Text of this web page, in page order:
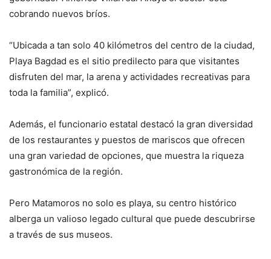
cobrando nuevos bríos.
“Ubicada a tan solo 40 kilómetros del centro de la ciudad,
Playa Bagdad es el sitio predilecto para que visitantes
disfruten del mar, la arena y actividades recreativas para
toda la familia”, explicó.
Además, el funcionario estatal destacó la gran diversidad
de los restaurantes y puestos de mariscos que ofrecen
una gran variedad de opciones, que muestra la riqueza
gastronómica de la región.
Pero Matamoros no solo es playa, su centro histórico
alberga un valioso legado cultural que puede descubrirse
a través de sus museos.